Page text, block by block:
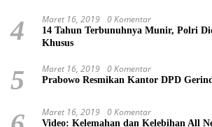
4 Maret 16, 2019 0 Komentar
14 Tahun Terbunuhnya Munir, Polri
Khusus
5 Maret 16, 2019 0 Komentar
Prabowo Resmikan Kantor DPD
Maret 16, 2019 0 Komentar
Video: Kelemahan dan Kelebihan All